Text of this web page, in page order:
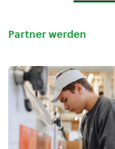
Partner werden